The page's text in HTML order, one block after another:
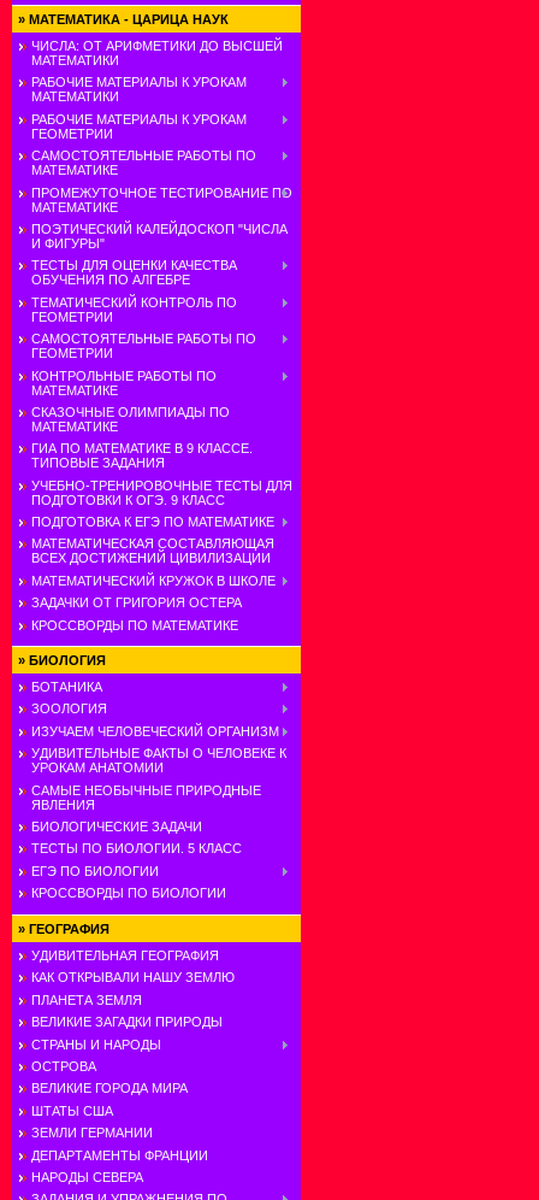
» МАТЕМАТИКА - ЦАРИЦА НАУК
ЧИСЛА: ОТ АРИФМЕТИКИ ДО ВЫСШЕЙ
МАТЕМАТИКИ
РАБОЧИЕ МАТЕРИАЛЫ К УРОКАМ
МАТЕМАТИКИ
РАБОЧИЕ МАТЕРИАЛЫ К УРОКАМ
ГЕОМЕТРИИ
САМОСТОЯТЕЛЬНЫЕ РАБОТЫ ПО
МАТЕМАТИКЕ
ПРОМЕЖУТОЧНОЕ ТЕСТИРОВАНИЕ ПО
МАТЕМАТИКЕ
ПОЭТИЧЕСКИЙ КАЛЕЙДОСКОП "ЧИСЛА
И ФИГУРЫ"
ТЕСТЫ ДЛЯ ОЦЕНКИ КАЧЕСТВА
ОБУЧЕНИЯ ПО АЛГЕБРЕ
ТЕМАТИЧЕСКИЙ КОНТРОЛЬ ПО
ГЕОМЕТРИИ
САМОСТОЯТЕЛЬНЫЕ РАБОТЫ ПО
ГЕОМЕТРИИ
КОНТРОЛЬНЫЕ РАБОТЫ ПО
МАТЕМАТИКЕ
СКАЗОЧНЫЕ ОЛИМПИАДЫ ПО
МАТЕМАТИКЕ
ГИА ПО МАТЕМАТИКЕ В 9 КЛАССЕ.
ТИПОВЫЕ ЗАДАНИЯ
УЧЕБНО-ТРЕНИРОВОЧНЫЕ ТЕСТЫ ДЛЯ
ПОДГОТОВКИ К ОГЭ. 9 КЛАСС
ПОДГОТОВКА К ЕГЭ ПО МАТЕМАТИКЕ
МАТЕМАТИЧЕСКАЯ СОСТАВЛЯЮЩАЯ
ВСЕХ ДОСТИЖЕНИЙ ЦИВИЛИЗАЦИИ
МАТЕМАТИЧЕСКИЙ КРУЖОК В ШКОЛЕ
ЗАДАЧКИ ОТ ГРИГОРИЯ ОСТЕРА
КРОССВОРДЫ ПО МАТЕМАТИКЕ
» БИОЛОГИЯ
БОТАНИКА
ЗООЛОГИЯ
ИЗУЧАЕМ ЧЕЛОВЕЧЕСКИЙ ОРГАНИЗМ
УДИВИТЕЛЬНЫЕ ФАКТЫ О ЧЕЛОВЕКЕ К
УРОКАМ АНАТОМИИ
САМЫЕ НЕОБЫЧНЫЕ ПРИРОДНЫЕ
ЯВЛЕНИЯ
БИОЛОГИЧЕСКИЕ ЗАДАЧИ
ТЕСТЫ ПО БИОЛОГИИ. 5 КЛАСС
ЕГЭ ПО БИОЛОГИИ
КРОССВОРДЫ ПО БИОЛОГИИ
» ГЕОГРАФИЯ
УДИВИТЕЛЬНАЯ ГЕОГРАФИЯ
КАК ОТКРЫВАЛИ НАШУ ЗЕМЛЮ
ПЛАНЕТА ЗЕМЛЯ
ВЕЛИКИЕ ЗАГАДКИ ПРИРОДЫ
СТРАНЫ И НАРОДЫ
ОСТРОВА
ВЕЛИКИЕ ГОРОДА МИРА
ШТАТЫ США
ЗЕМЛИ ГЕРМАНИИ
ДЕПАРТАМЕНТЫ ФРАНЦИИ
НАРОДЫ СЕВЕРА